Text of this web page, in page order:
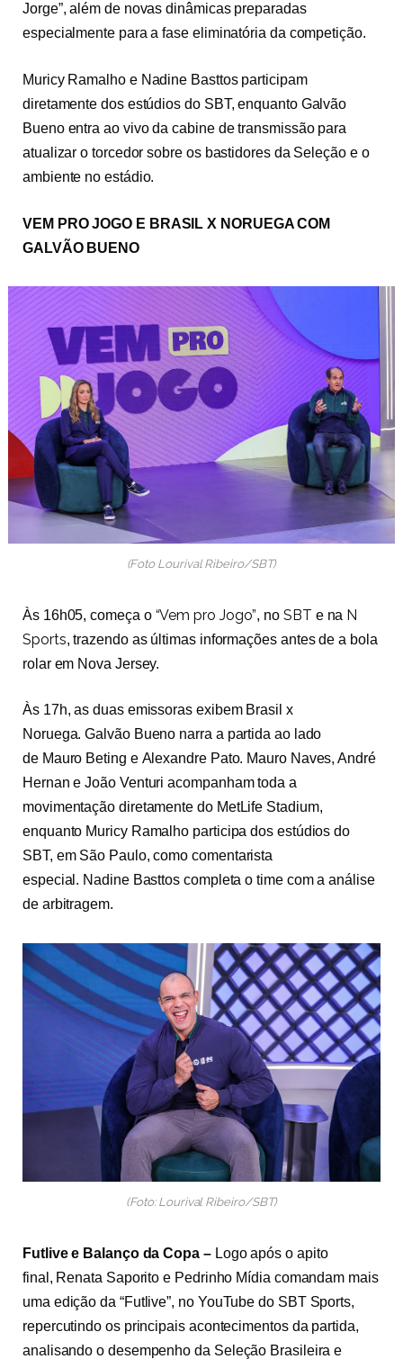
Jorge”, além de novas dinâmicas preparadas
especialmente para a fase eliminatória da competição.
Muricy Ramalho e Nadine Basttos participam
diretamente dos estúdios do SBT, enquanto Galvão
Bueno entra ao vivo da cabine de transmissão para
atualizar o torcedor sobre os bastidores da Seleção e o
ambiente no estádio.
VEM PRO JOGO E BRASIL X NORUEGA COM
GALVÃO BUENO
(Foto Lourival Ribeiro/SBT)
Às 16h05, começa o “Vem pro Jogo”, no SBT e na N
Sports, trazendo as últimas informações antes de a bola
rolar em Nova Jersey.
Às 17h, as duas emissoras exibem Brasil x
Noruega. Galvão Bueno narra a partida ao lado
de Mauro Beting e Alexandre Pato. Mauro Naves, André
Hernan e João Venturi acompanham toda a
movimentação diretamente do MetLife Stadium,
enquanto Muricy Ramalho participa dos estúdios do
SBT, em São Paulo, como comentarista
especial. Nadine Basttos completa o time com a análise
de arbitragem.
(Foto: Lourival Ribeiro/SBT)
Futlive e Balanço da Copa – Logo após o apito
final, Renata Saporito e Pedrinho Mídia comandam mais
uma edição da “Futlive”, no YouTube do SBT Sports,
repercutindo os principais acontecimentos da partida,
analisando o desempenho da Seleção Brasileira e